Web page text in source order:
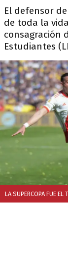
El defensor
de toda la
consagración
Estudiantes
LA SUPERCOPA FUE EL